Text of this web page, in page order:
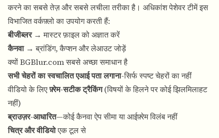
करने का सबसे तेज़ और सबसे लचीला तरीका है। अधिकांश पेशेवर टीमें इस
विभाजित वर्कफ़्लो का उपयोग करती हैं:
बीजीब्लर→ मास्टर फ़ाइल को अज्ञात करें
कैनवा→ ब्रांडिंग, कैप्शन और लेआउट जोड़ें
क्यों BGBlur.com सबसे अच्छा समाधान है
सभी चेहरों का स्वचालित एआई पता लगाना-सिर्फ स्पष्ट चेहरों का नहीं
वीडियो के लिएफ़्रेम-सटीक ट्रैकिंग(विषयों के हिलने पर कोई झिलमिलाहट
नहीं)
ब्राउज़र-आधारित—कोई कैनवा ऐप सीमा या आईफ़्रेम विलंब नहीं
चित्र और वीडियोएक टूल से